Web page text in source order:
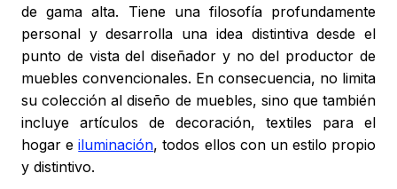
de gama alta. Tiene una filosofía profundamente
personal y desarrolla una idea distintiva desde el
punto de vista del diseñador y no del productor de
muebles convencionales. En consecuencia, no limita
su colección al diseño de muebles, sino que también
incluye artículos de decoración, textiles para el
hogar eiluminación, todos ellos con un estilo propio
y distintivo.